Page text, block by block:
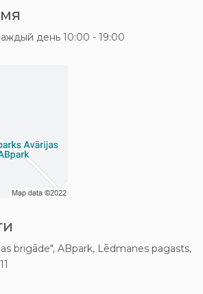
день 10:00 - 19:00
brigāde", ABpark, Lēdmanes pagasts,